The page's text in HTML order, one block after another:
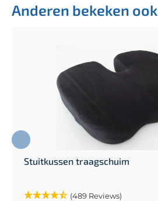
Anderen bekeken ook
Stuitkussen traagschuim
(489 Reviews)